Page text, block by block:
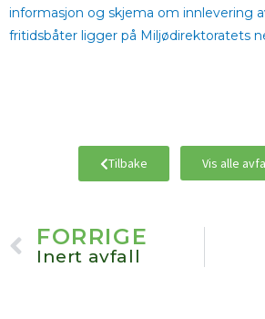
informasjon og skjema om innlevering
fritidsbåter ligger på Miljødirektoratets
Tilbake Vis alle
Prev
FORRIGE
Inert avfall